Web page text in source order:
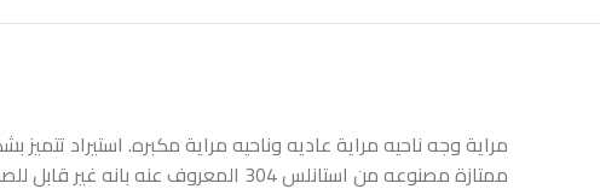
ممتازة مصنوعه من استانلس 304 المعروف عنه بانه غير قابل للصدأ